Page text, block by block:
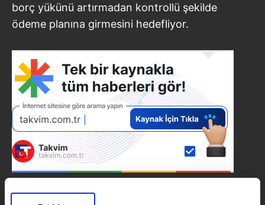
borç yükünü artırmadan kontrollü şekilde
ödeme planına girmesini hedefliyor.